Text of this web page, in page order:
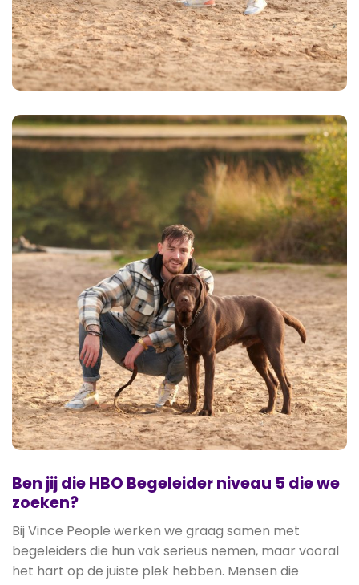
Ben jij die HBO Begeleider niveau 5 die we
zoeken?
Bij Vince People werken we graag samen met
begeleiders die hun vak serieus nemen, maar vooral
het hart op de juiste plek hebben. Mensen die